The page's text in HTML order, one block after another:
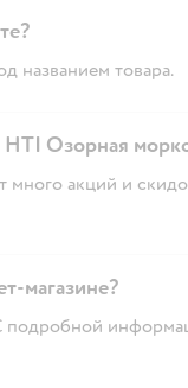
названием товара.
Озорная
много акций и
магазине?